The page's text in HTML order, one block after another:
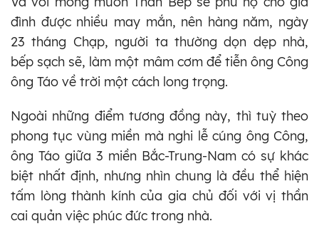
đình được nhiều may mắn, nên hàng năm, ngày
23 tháng Chạp, người ta thường dọn dẹp nhà,
bếp sạch sẽ, làm một mâm cơm để tiễn ông Công
ông Táo về trời một cách long trọng.
Ngoài những điểm tương đồng này, thì tuỳ theo
phong tục vùng miền mà nghi lễ cúng ông Công,
ông Táo giữa 3 miền Bắc-Trung-Nam có sự khác
biệt nhất định, nhưng nhìn chung là đều thể hiện
tấm lòng thành kính của gia chủ đối với vị thần
cai quản việc phúc đức trong nhà.